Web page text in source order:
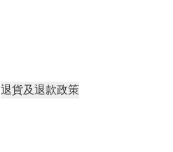
退貨及退款政策